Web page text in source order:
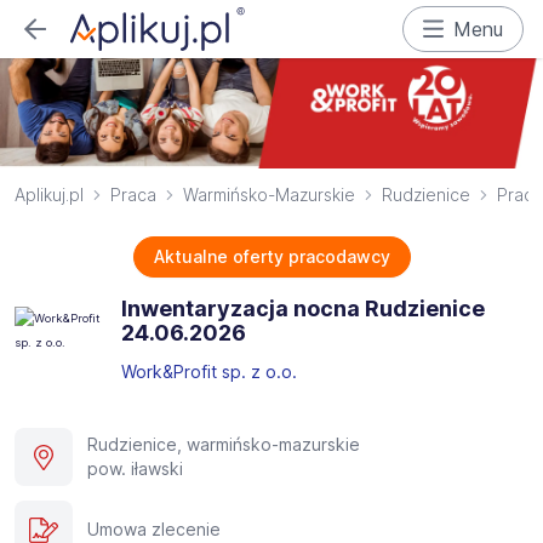
Menu
Aplikuj.pl Praca Warmińsko-Mazurskie Rudzienice
Aktualne oferty pracodawcy
Inwentaryzacja nocna Rudzienice
24.06.2026​
Work&Profit sp. z o.o.
Rudzienice, warmińsko-mazurskie
pow. iławski
Umowa zlecenie